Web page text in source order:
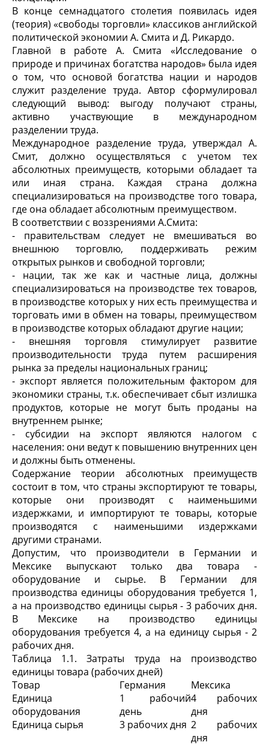
В конце семнадцатого столетия появилась идея
(теория) «свободы торговли» классиков английской
политической экономии А. Смита и Д. Рикардо.
Главной в работе А. Смита «Исследование о
природе и причинах богатства народов» была идея
о том, что основой богатства нации и народов
служит разделение труда. Автор сформулировал
следующий вывод: выгоду получают страны,
активно участвующие в международном
разделении труда.
Международное разделение труда, утверждал А.
Смит, должно осуществляться с учетом тех
абсолютных преимуществ, которыми обладает та
или иная страна. Каждая страна должна
специализироваться на производстве того товара,
где она обладает абсолютным преимуществом.
В соответствии с воззрениями А.Смита:
- правительствам следует не вмешиваться во
внешнюю торговлю, поддерживать режим
открытых рынков и свободной торговли;
- нации, так же как и частные лица, должны
специализироваться на производстве тех товаров,
в производстве которых у них есть преимущества и
торговать ими в обмен на товары, преимуществом
в производстве которых обладают другие нации;
- внешняя торговля стимулирует развитие
производительности труда путем расширения
рынка за пределы национальных границ;
- экспорт является положительным фактором для
экономики страны, т.к. обеспечивает сбыт излишка
продуктов, которые не могут быть проданы на
внутреннем рынке;
- субсидии на экспорт являются налогом с
населения: они ведут к повышению внутренних цен
и должны быть отменены.
Содержание теории абсолютных преимуществ
состоит в том, что страны экспортируют те товары,
которые они производят с наименьшими
издержками, и импортируют те товары, которые
производятся с наименьшими издержками
другими странами.
Допустим, что производители в Германии и
Мексике выпускают только два товара -
оборудование и сырье. В Германии для
производства единицы оборудования требуется 1,
а на производство единицы сырья - 3 рабочих дня.
В Мексике на производство единицы
оборудования требуется 4, а на единицу сырья - 2
рабочих дня.
Таблица 1.1. Затраты труда на производство
единицы товара (рабочих дней)
Товар
Германия
Мексика
Единица
оборудования
1 рабочий
день
4 рабочих
дня
Единица сырья
3 рабочих дня 2 рабочих
дня